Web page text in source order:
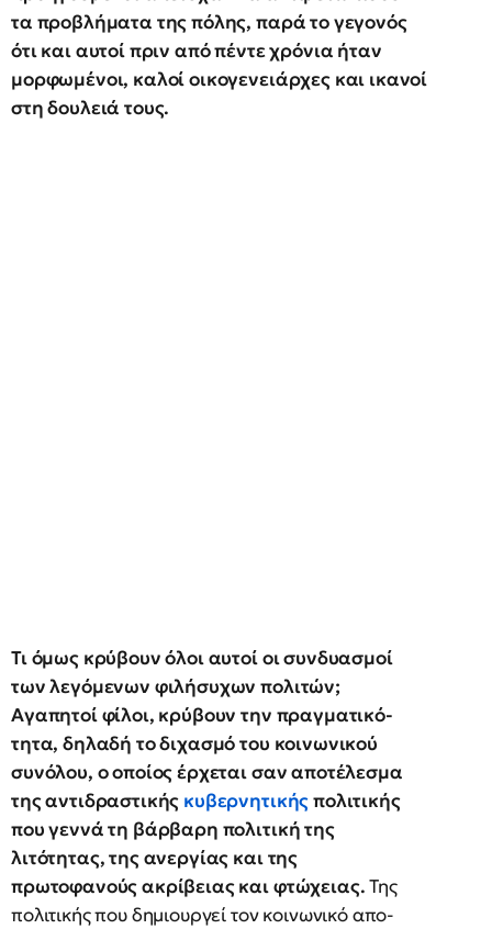
τα προβλήματα της πόλης, παρά το γεγονός
ότι και αυτοί πριν από πέντε χρόνια ήταν
μορφωμένοι, καλοί οικογενειάρχες και ικανοί
στη δουλειά τους.
Τι όμως κρύβουν όλοι αυτοί οι συνδυασμοί
των λεγόμενων φιλήσυχων πολιτών;
Αγαπητοί φίλοι, κρύβουν την πραγματικό­
τητα, δηλαδή το διχασμό του κοινωνικού
συνόλου, ο οποίος έρχεται σαν αποτέλεσμα
της αντιδραστικής κυβερνητικήςπολιτικής
που γεννά τη βάρβαρη πολιτική της
λιτότητας, της ανεργίας και της
πρωτοφανούς ακρίβειας και φτώχειας.Της
πολιτικής που δημιουργεί τον κοινωνικό α­πο­